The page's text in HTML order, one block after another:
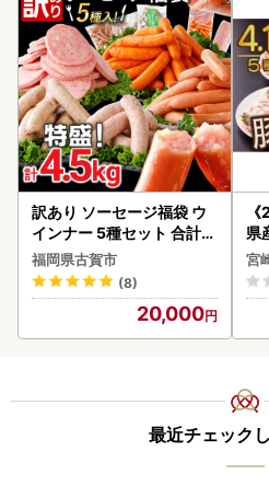
訳あり ソーセージ福袋 ウ
インナー 5種セット 合計4.
5kg ソーセージ
福岡県古賀市
(8)
20,000
県
セ
宮
最近チェック